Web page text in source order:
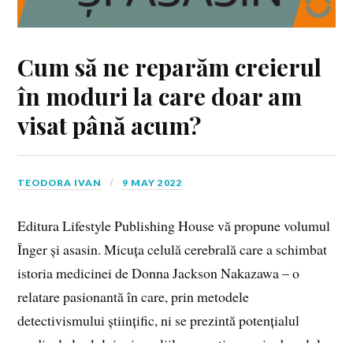
Cum să ne reparăm creierul
în moduri la care doar am
visat până acum?
TEODORA IVAN 9 MAY 2022
Editura Lifestyle Publishing House vă propune volumul
Înger și asasin. Micuța celulă cerebrală care a schimbat
istoria medicinei de Donna Jackson Nakazawa – o
relatare pasionantă în care, prin metodele
detectivismului științific, ni se prezintă potențialul